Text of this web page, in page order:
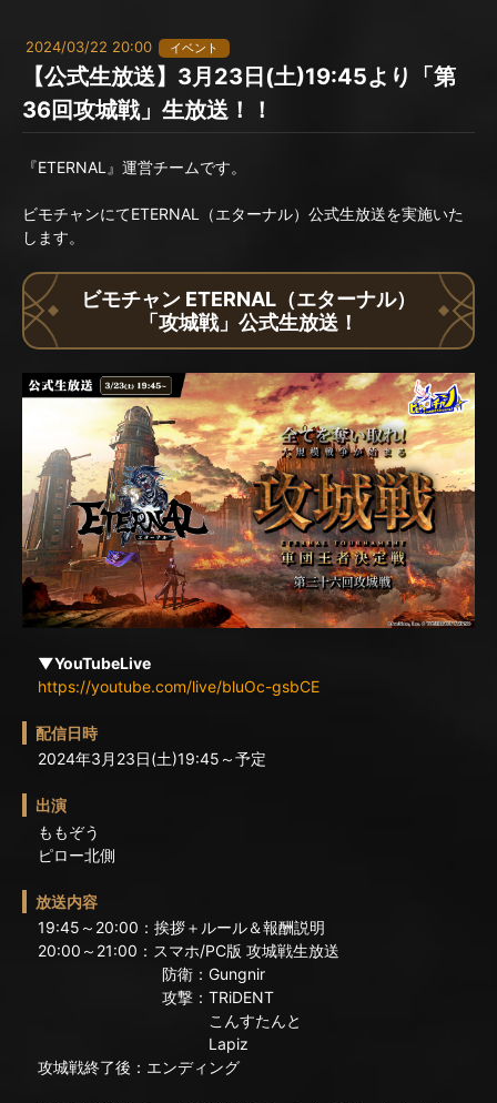
2024/03/22 20:00 イベント
【公式生放送】3月23日(土)19:45より「第
36回攻城戦」生放送！！
『ETERNAL』運営チームです。
ビモチャンにてETERNAL（エターナル）公式生放送を実施いた
します。
ビモチャン ETERNAL（エターナル）
「攻城戦」公式生放送！
▼YouTubeLive
https://youtube.com/live/bluOc-gsbCE
配信日時
2024年3月23日(土)19:45～予定
出演
ももぞう
ピロー北側
放送内容
19:45～20:00：挨拶＋ルール＆報酬説明
20:00～21:00：スマホ/PC版 攻城戦生放送
防衛：Gungnir
攻撃：TRiDENT
こんすたんと
Lapiz
攻城戦終了後：エンディング